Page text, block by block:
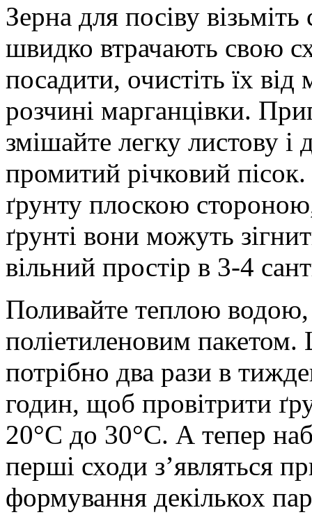
Зерна для посіву
швидко втрачають свою
посадити, очистіть їх
розчині марганцівки.
змішайте легку листову
промитий річковий
ґрунту плоскою
ґрунті вони можуть
вільний простір в 3-4
Поливайте теплою
поліетиленовим
потрібно два рази в
годин, щоб провітрити
20°С до 30°С. А тепер
перші сходи з’являться
формування декількох